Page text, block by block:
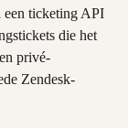
een ticketing API
die het
privé-
Zendesk-